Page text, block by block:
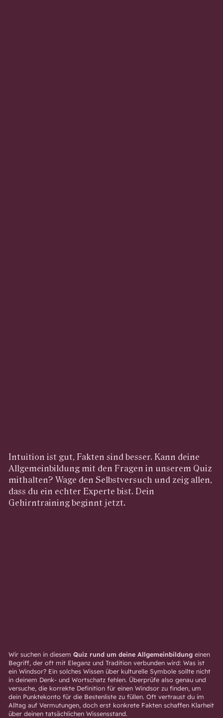
Intuition ist gut, Fakten sind besser. Kann deine
Allgemeinbildung mit den Fragen in unserem Quiz
mithalten? Wage den Selbstversuch und zeig allen,
dass du ein echter Experte bist. Dein
Gehirntraining beginnt jetzt.
Wir suchen in diesem Quiz rund um deine Allgemeinbildungeinen
Begriff, der oft mit Eleganz und Tradition verbunden wird: Was ist
ein Windsor? Ein solches Wissen über kulturelle Symbole sollte nicht
in deinem Denk- und Wortschatz fehlen. Überprüfe also genau und
versuche, die korrekte Definition für einen Windsor zu finden, um
dein Punktekonto für die Bestenliste zu füllen. Oft vertraust du im
Alltag auf Vermutungen, doch erst konkrete Fakten schaffen Klarheit
über deinen tatsächlichen Wissensstand.